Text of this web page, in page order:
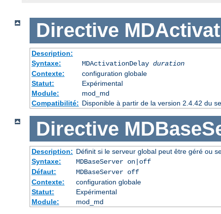
Directive
Description:
Syntaxe:
MDActivationDelay duration
Contexte:
configuration globale
Statut:
Expérimental
Module:
mod_md
Compatibilité: Disponible à partir de la version 2.4.42 du
Directive
Description: Définit si le serveur global peut être géré ou
Syntaxe:
MDBaseServer on|off
Défaut:
MDBaseServer off
Contexte:
configuration globale
Statut:
Expérimental
Module:
mod_md